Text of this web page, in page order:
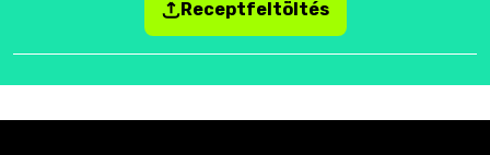
Receptfeltöltés